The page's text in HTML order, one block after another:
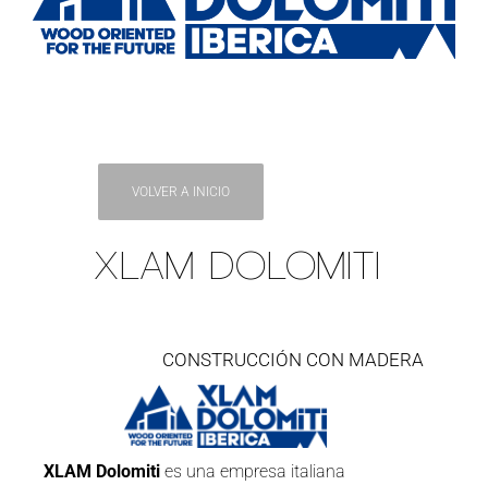
VOLVER A INICIO
XLAM DOLOMITI
CONSTRUCCIÓN CON MADERA
XLAM Dolomiti es una empresa italiana